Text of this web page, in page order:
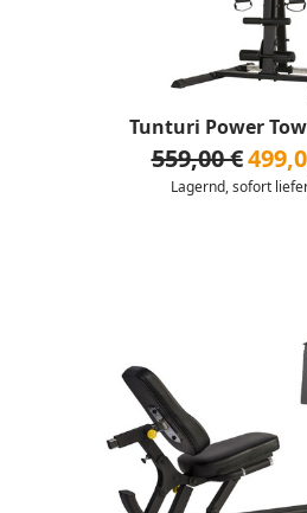
Tunturi Power
559,00 €
Lagernd, sofort